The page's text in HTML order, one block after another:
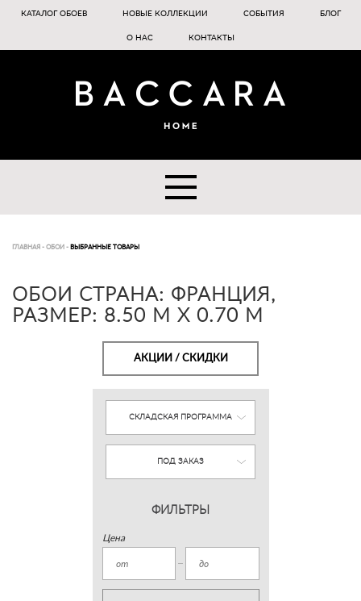
КАТАЛОГ ОБОЕВ НОВЫЕ КОЛЛЕКЦИИ СОБЫТИЯ БЛОГ
О НАС КОНТАКТЫ
ГЛАВНАЯ - ОБОИ - ВЫБРАННЫЕ ТОВАРЫ
ОБОИ СТРАНА: ФРАНЦИЯ,
РАЗМЕР: 8.50 M X 0.70 M
АКЦИИ / СКИДКИ
СКЛАДСКАЯ ПРОГРАММА
ПОД ЗАКАЗ
ФИЛЬТРЫ
Цена